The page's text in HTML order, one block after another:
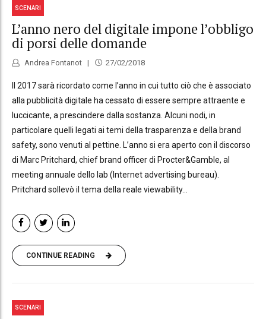
SCENARI
L’anno nero del digitale impone l’obbligo
di porsi delle domande
Andrea Fontanot 27/02/2018
Il 2017 sarà ricordato come l’anno in cui tutto ciò che è associato
alla pubblicità digitale ha cessato di essere sempre attraente e
luccicante, a prescindere dalla sostanza. Alcuni nodi, in
particolare quelli legati ai temi della trasparenza e della brand
safety, sono venuti al pettine. L’anno si era aperto con il discorso
di Marc Pritchard, chief brand officer di Procter&Gamble, al
meeting annuale dello Iab (Internet advertising bureau).
Pritchard sollevò il tema della reale viewability...
CONTINUE READING
SCENARI